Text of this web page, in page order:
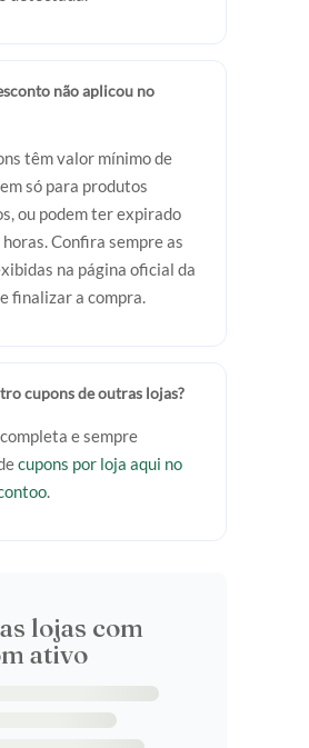
não aplicou no
têm valor mínimo de
só para produtos
ou podem ter expirado
Confira sempre as
na página oficial da
finalizar a compra.
cupons de outras lojas?
e sempre
cupons por loja aqui no
.
lojas com
ativo